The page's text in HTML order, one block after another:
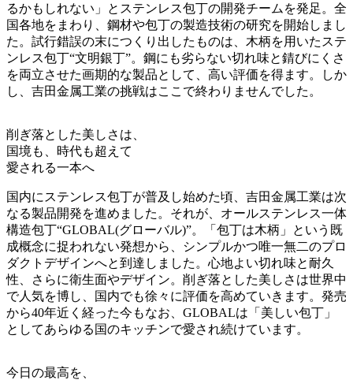
るかもしれない」とステンレス包丁の開発チームを発足。全
国各地をまわり、鋼材や包丁の製造技術の研究を開始しまし
た。試行錯誤の末につくり出したものは、木柄を用いたステ
ンレス包丁“文明銀丁”。鋼にも劣らない切れ味と錆びにくさ
を両立させた画期的な製品として、高い評価を得ます。しか
し、吉田金属工業の挑戦はここで終わりませんでした。
削ぎ落とした美しさは、
国境も、時代も超えて
愛される一本へ
国内にステンレス包丁が普及し始めた頃、吉田金属工業は次
なる製品開発を進めました。それが、オールステンレス一体
構造包丁“GLOBAL(グローバル)”。「包丁は木柄」という既
成概念に捉われない発想から、シンプルかつ唯一無二のプロ
ダクトデザインへと到達しました。心地よい切れ味と耐久
性、さらに衛生面やデザイン。削ぎ落とした美しさは世界中
で人気を博し、国内でも徐々に評価を高めていきます。発売
から40年近く経った今もなお、GLOBALは「美しい包丁」
としてあらゆる国のキッチンで愛され続けています。
今日の最高を、